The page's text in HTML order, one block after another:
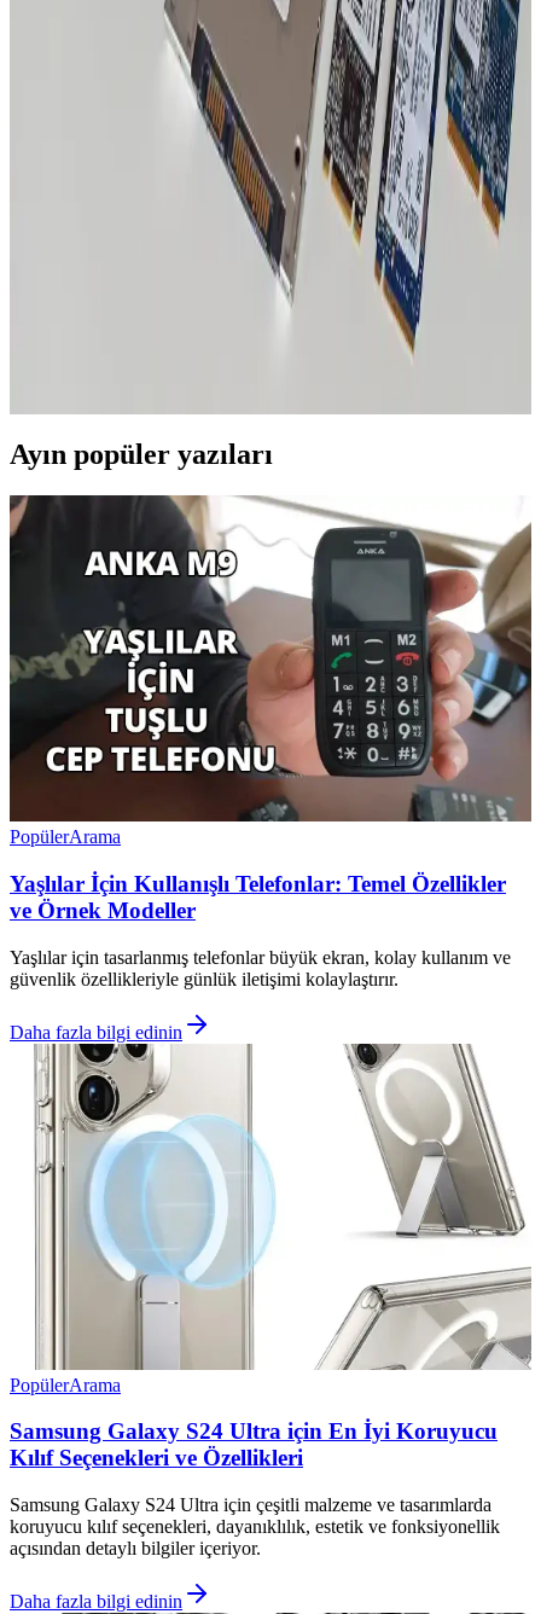
Crucial P3 NVMe SSD, PCIe Gen4 teknolojisi ve yüksek hızlarıyla
oyun ve profesyonel uygulamalarda üstün performans sağlar,
dayanıklılığı ve güvenilirliği ile öne çıkar.
2023 Bütçe Dostu Crucial P3 SSD: Ekonomik ve
Güvenilir Depolama Çözümüne Genel Bakış
Crucial P3 SSD, uygun fiyat ve yüksek hızlar sunarak 2023'te bütçe
dostu depolama çözümüdür. Günlük kullanım ve hafif işler için
ideal, dayanıklı ve enerji verimlidir.
2023 Yılında En İyi SSD Seçenekleri ve
2023 yılında SSD seçiminde dikkat edilmesi gereken kriterler, hız,
Ayın popüler yazıları
PopülerArama
Yaşlılar İçin Kullanışlı Telefonlar: Temel Özellikler
ve Örnek Modeller
Yaşlılar için tasarlanmış telefonlar büyük ekran, kolay kullanım ve
güvenlik özellikleriyle günlük iletişimi kolaylaştırır.
Daha fazla bilgi edinin
PopülerArama
Samsung Galaxy S24 Ultra için En İyi Koruyucu
Kılıf Seçenekleri ve Özellikleri
Samsung Galaxy S24 Ultra için çeşitli malzeme ve tasarımlarda
koruyucu kılıf seçenekleri, dayanıklılık, estetik ve fonksiyonellik
açısından detaylı bilgiler içeriyor.
Daha fazla bilgi edinin